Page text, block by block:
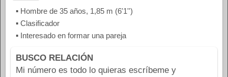
▪ Hombre de 35 años, 1,85 m (6'1'')
▪ Clasificador
▪ Interesado en formar una pareja
BUSCO RELACIÓN
Mi número es todo lo quieras escríbeme y